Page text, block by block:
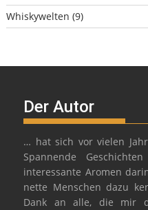
Whiskywelten (9)
Der Autor
… hat sich vor vielen
Spannende
interessante Aromen
nette Menschen dazu
Dank an alle, die mir